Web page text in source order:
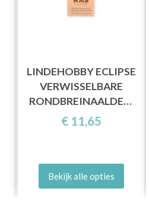
LINDEHOBBY ECLIPSE
VERWISSELBARE
RONDBREINAALDEN,
13 CM
€ 11,65
Bekijk alle opties